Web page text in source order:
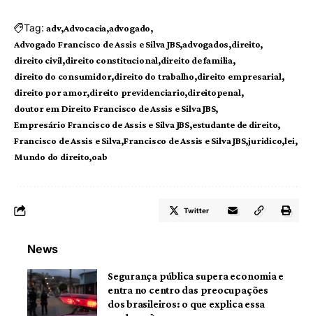
Tag: adv Advocacia advogado
Advogado Francisco de Assis e Silva JBS advogados direito
direito civil direito constitucional direito de familia
direito do consumidor direito do trabalho direito empresarial
direito por amor direito previdenciario direitopenal
doutor em Direito Francisco de Assis e Silva JBS
Empresário Francisco de Assis e Silva JBS estudante de direito
Francisco de Assis e Silva Francisco de Assis e Silva JBS juridico lei
Mundo do direito oab
Twitter
News
Segurança pública supera economia e
entra no centro das preocupações
dos brasileiros: o que explica essa